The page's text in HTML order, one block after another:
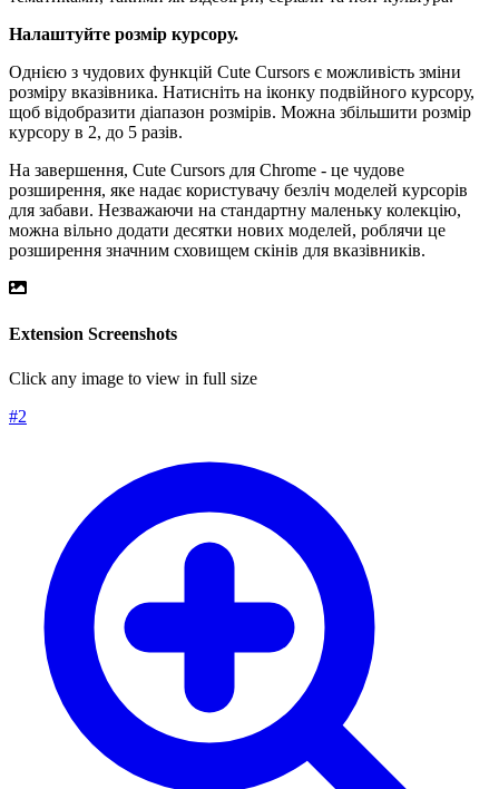
Налаштуйте розмір курсору.
Однією з чудових функцій Cute Cursors є можливість зміни
розміру вказівника. Натисніть на іконку подвійного курсору,
щоб відобразити діапазон розмірів. Можна збільшити розмір
курсору в 2, до 5 разів.
На завершення, Cute Cursors для Chrome - це чудове
розширення, яке надає користувачу безліч моделей курсорів
для забави. Незважаючи на стандартну маленьку колекцію,
можна вільно додати десятки нових моделей, роблячи це
розширення значним сховищем скінів для вказівників.
Extension Screenshots
Click any image to view in full size
#2